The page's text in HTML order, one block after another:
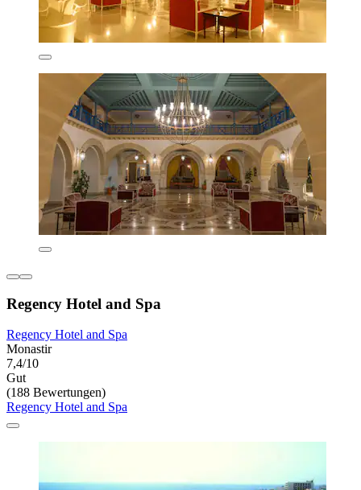
Regency Hotel and Spa
Regency Hotel and Spa
Monastir
7,4/10
Gut
(188 Bewertungen)
Regency Hotel and Spa